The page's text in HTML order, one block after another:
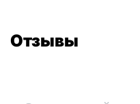
Отзывы